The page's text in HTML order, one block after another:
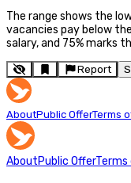
The range shows the
vacancies pay below
salary, and 75% marks
Report
AboutPublic OfferTerms
AboutPublic OfferTerms